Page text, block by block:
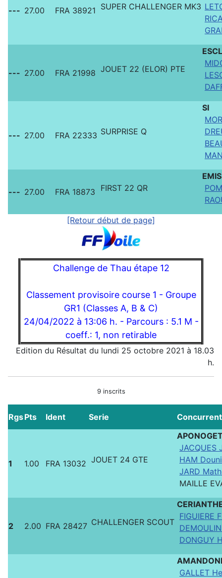
--- 27.00 FRA 38921 SUPER CHALLENGER MK3
--- 27.00 FRA 21998 JOUET 22 (ELOR) PTE
--- 27.00 FRA 22333 SURPRISE Q
SI
--- 27.00 FRA 18873 FIRST 22 QR
[Retour début de page]
Challenge de Thau étape 12
Classement provisoire course 1 - Groupe
GR1 (Classes A, B & C)
24/04/2022 à 13:06 h. - Parcours : 5.1 M -
coeff.: 1, non retirable
Edition du Résultat du lundi 25 octobre 2021 à 18.03
h.
9 inscrits
RgsPts Ident Serie
1 1.00 FRA 13032 JOUET 24 GTE
JACQUES
HAM
JARD
MAILLE
2 2.00 FRA 28427 CHALLENGER SCOUT
FIGUIERE
DONGUY
GALLET